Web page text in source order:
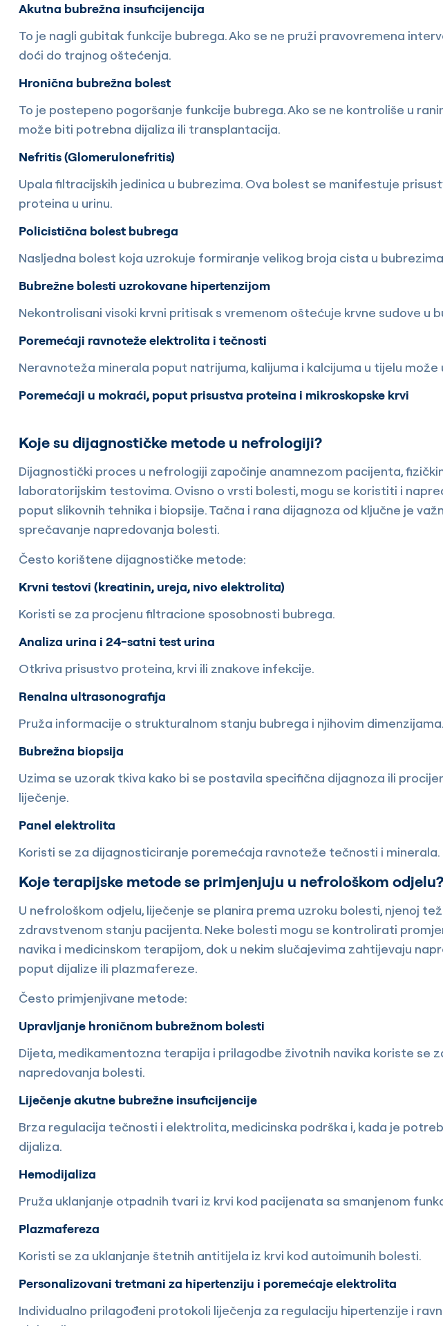
Akutna bubrežna insuficijencija
To je nagli gubitak funkcije bubrega. Ako se ne pruži pravovremena
doći do trajnog oštećenja.
Hronična bubrežna bolest
To je postepeno pogoršanje funkcije bubrega. Ako se ne kontroliše u
može biti potrebna dijaliza ili transplantacija.
Nefritis (Glomerulonefritis)
Upala filtracijskih jedinica u bubrezima. Ova bolest se manifestuje
proteina u urinu.
Policistična bolest bubrega
Nasljedna bolest koja uzrokuje formiranje velikog broja cista u
Bubrežne bolesti uzrokovane hipertenzijom
Nekontrolisani visoki krvni pritisak s vremenom oštećuje krvne sudove u
Poremećaji ravnoteže elektrolita i tečnosti
Neravnoteža minerala poput natrijuma, kalijuma i kalcijuma u tijelu
Poremećaji u mokraći, poput prisustva proteina i mikroskopske krvi
Koje su dijagnostičke metode u nefrologiji?
Dijagnostički proces u nefrologiji započinje anamnezom pacijenta,
laboratorijskim testovima. Ovisno o vrsti bolesti, mogu se koristiti i
poput slikovnih tehnika i biopsije. Tačna i rana dijagnoza od ključne je
sprečavanje napredovanja bolesti.
Često korištene dijagnostičke metode:
Krvni testovi (kreatinin, ureja, nivo elektrolita)
Koristi se za procjenu filtracione sposobnosti bubrega.
Analiza urina i 24-satni test urina
Otkriva prisustvo proteina, krvi ili znakove infekcije.
Renalna ultrasonografija
Pruža informacije o strukturalnom stanju bubrega i njihovim dimenzijama.
Bubrežna biopsija
Uzima se uzorak tkiva kako bi se postavila specifična dijagnoza ili
liječenje.
Panel elektrolita
Koristi se za dijagnosticiranje poremećaja ravnoteže tečnosti i minerala.
Koje terapijske metode se primjenjuju u nefrološkom odjelu?
U nefrološkom odjelu, liječenje se planira prema uzroku bolesti, njenoj
zdravstvenom stanju pacijenta. Neke bolesti mogu se kontrolirati
navika i medicinskom terapijom, dok u nekim slučajevima zahtijevaju
poput dijalize ili plazmafereze.
Često primjenjivane metode:
Upravljanje hroničnom bubrežnom bolesti
Dijeta, medikamentozna terapija i prilagodbe životnih navika koriste se
napredovanja bolesti.
Liječenje akutne bubrežne insuficijencije
Brza regulacija tečnosti i elektrolita, medicinska podrška i, kada je
dijaliza.
Hemodijaliza
Pruža uklanjanje otpadnih tvari iz krvi kod pacijenata sa smanjenom
Plazmafereza
Koristi se za uklanjanje štetnih antitijela iz krvi kod autoimunih bolesti.
Personalizovani tretmani za hipertenziju i poremećaje elektrolita
Individualno prilagođeni protokoli liječenja za regulaciju hipertenzije i